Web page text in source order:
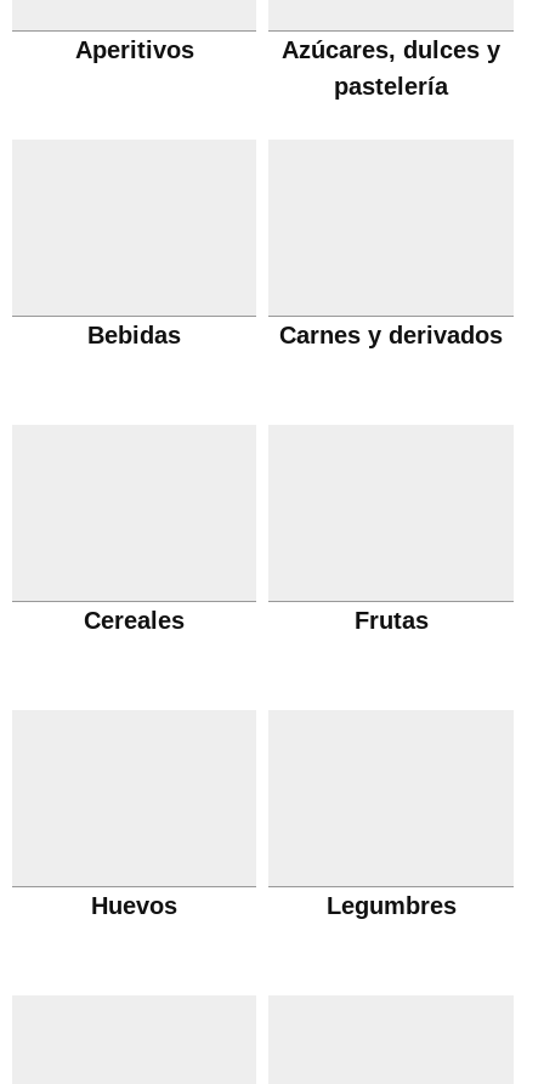
Aperitivos
Azúcares, dulces y
pastelería
Bebidas Carnes y derivados
Cereales Frutas
Huevos Legumbres